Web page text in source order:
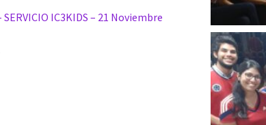
SERVICIO IC3KIDS – 21 Noviembre